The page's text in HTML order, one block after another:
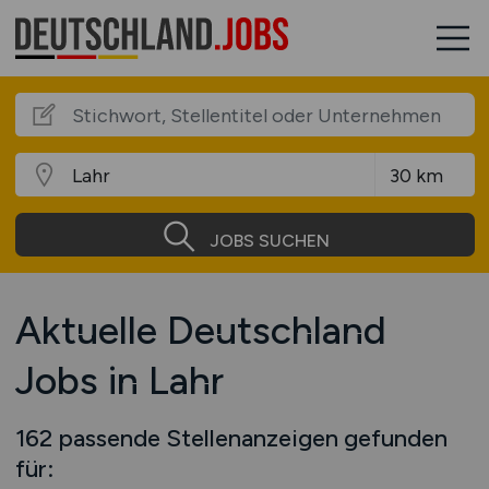
JOBS SUCHEN
Aktuelle Deutschland
Jobs in Lahr
162 passende Stellenanzeigen gefunden
für: